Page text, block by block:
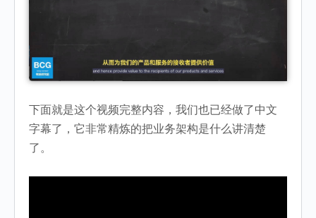
下面就是这个视频完整内容，我们也已经做了中文
字幕了，它非常精炼的把业务架构是什么讲清楚
了。